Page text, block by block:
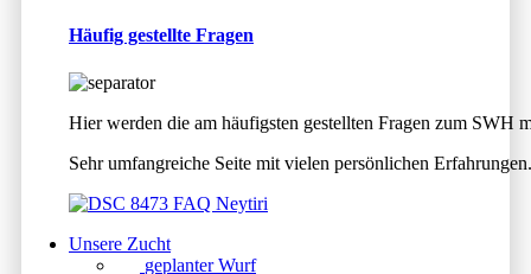
Häufig gestellte Fragen
Hier werden die am häufigsten gestellten Fragen zum SWH
Sehr umfangreiche Seite mit vielen persönlichen
Unsere Zucht
geplanter Wurf